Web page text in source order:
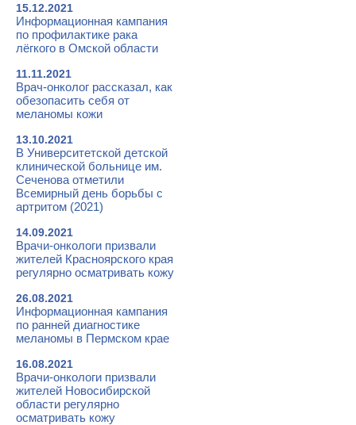
15.12.2021
Информационная кампания
по профилактике рака
лёгкого в Омской области
11.11.2021
Врач-онколог рассказал, как
обезопасить себя от
меланомы кожи
13.10.2021
В Университетской детской
клинической больнице им.
Сеченова отметили
Всемирный день борьбы с
артритом (2021)
14.09.2021
Врачи-онкологи призвали
жителей Красноярского края
регулярно осматривать кожу
26.08.2021
Информационная кампания
по ранней диагностике
меланомы в Пермском крае
16.08.2021
Врачи-онкологи призвали
жителей Новосибирской
области регулярно
осматривать кожу